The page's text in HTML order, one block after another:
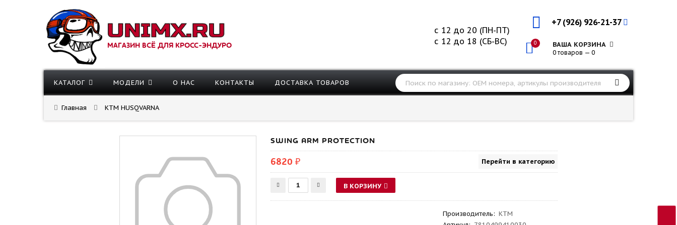
МАГАЗИН ВСЁ ДЛЯ КРОСС-ЭНДУРО
+7 (926) 926-21-37
0 ВАША КОРЗИНА
0 товаров — 0
с 12 до 20 (ПН-ПТ)
с 12 до 18 (СБ-ВС)
КАТАЛОГ МОДЕЛИ О НАС КОНТАКТЫ ДОСТАВКА ТОВАРОВ
Главная KTM HUSQVARNA
SWING ARM PROTECTION
6820 ₽ Перейти в категорию
В КОРЗИНУ
Производитель: KTM